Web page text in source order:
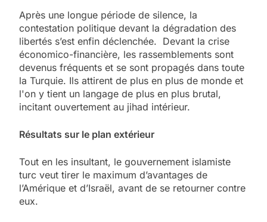
Après une longue période de silence, la
contestation politique devant la dégradation des
libertés s’est enfin déclenchée. Devant la crise
économico-financière, les rassemblements sont
devenus fréquents et se sont propagés dans toute
la Turquie. Ils attirent de plus en plus de monde et
l'on y tient un langage de plus en plus brutal,
incitant ouvertement au jihad intérieur.
Résultats sur le plan extérieur
Tout en les insultant, le gouvernement islamiste
turc veut tirer le maximum d’avantages de
l’Amérique et d’Israël, avant de se retourner contre
eux.